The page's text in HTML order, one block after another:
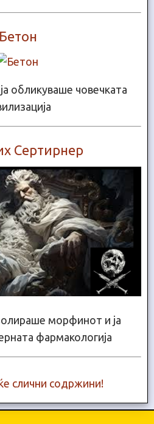
Бетон
обликуваше човечката
Сертирнер
морфинот и ја
фармакологија
слични содржини!